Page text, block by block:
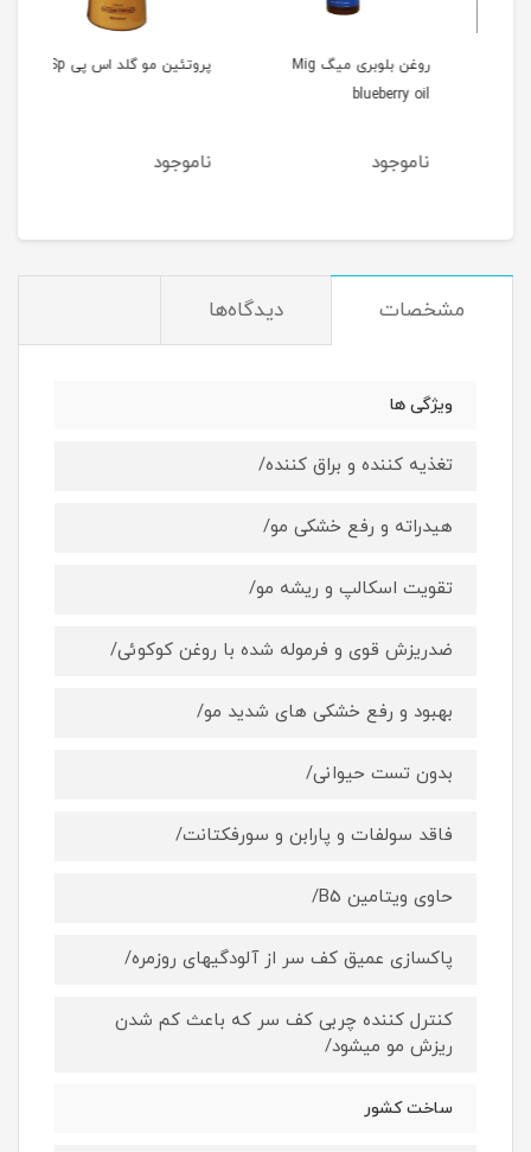
روغن بلوبری میگ Mig
blueberry oil
ناموجود
پروتئین مو گلد اس پی Sp
ناموجود
مشخصات دیدگاه‌ها
ویژگی ها
تغذیه کننده و براق کننده/
هیدراته و رفع خشکی مو/
تقویت اسکالپ و ریشه مو/
ضدریزش قوی و فرموله شده با روغن کوکوئی/
بهبود و رفع خشکی های شدید مو/
بدون تست حیوانی/
فاقد سولفات و پارابن و سورفکتانت/
حاوی ویتامین B5/
پاکسازی عمیق کف سر از آلودگیهای روزمره/
کنترل کننده چربی کف سر که باعث کم شدن
ریزش مو میشود/
ساخت کشور